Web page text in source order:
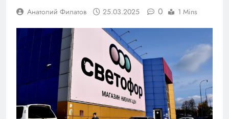
Анатолий Филатов 25.03.2025 0 1 Mins